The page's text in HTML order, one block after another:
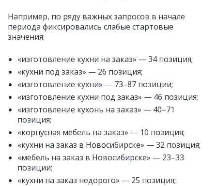
Например, по ряду важных запросов в начале
периода фиксировались слабые стартовые
значения:
«изготовление кухни на заказ» — 34 позиция;
«кухни под заказ» — 26 позиция;
«изготовление кухни» — 73–87 позиции;
«изготовление кухни под заказ» — 46 позиция;
«изготовление кухонь на заказ» — 40–71
позиция;
«корпусная мебель на заказ» — 10 позиция;
«кухни на заказ в Новосибирске» — 32 позиция;
«мебель на заказ в Новосибирске» — 23–33
позиции;
«кухни на заказ недорого» — 25 позиция;